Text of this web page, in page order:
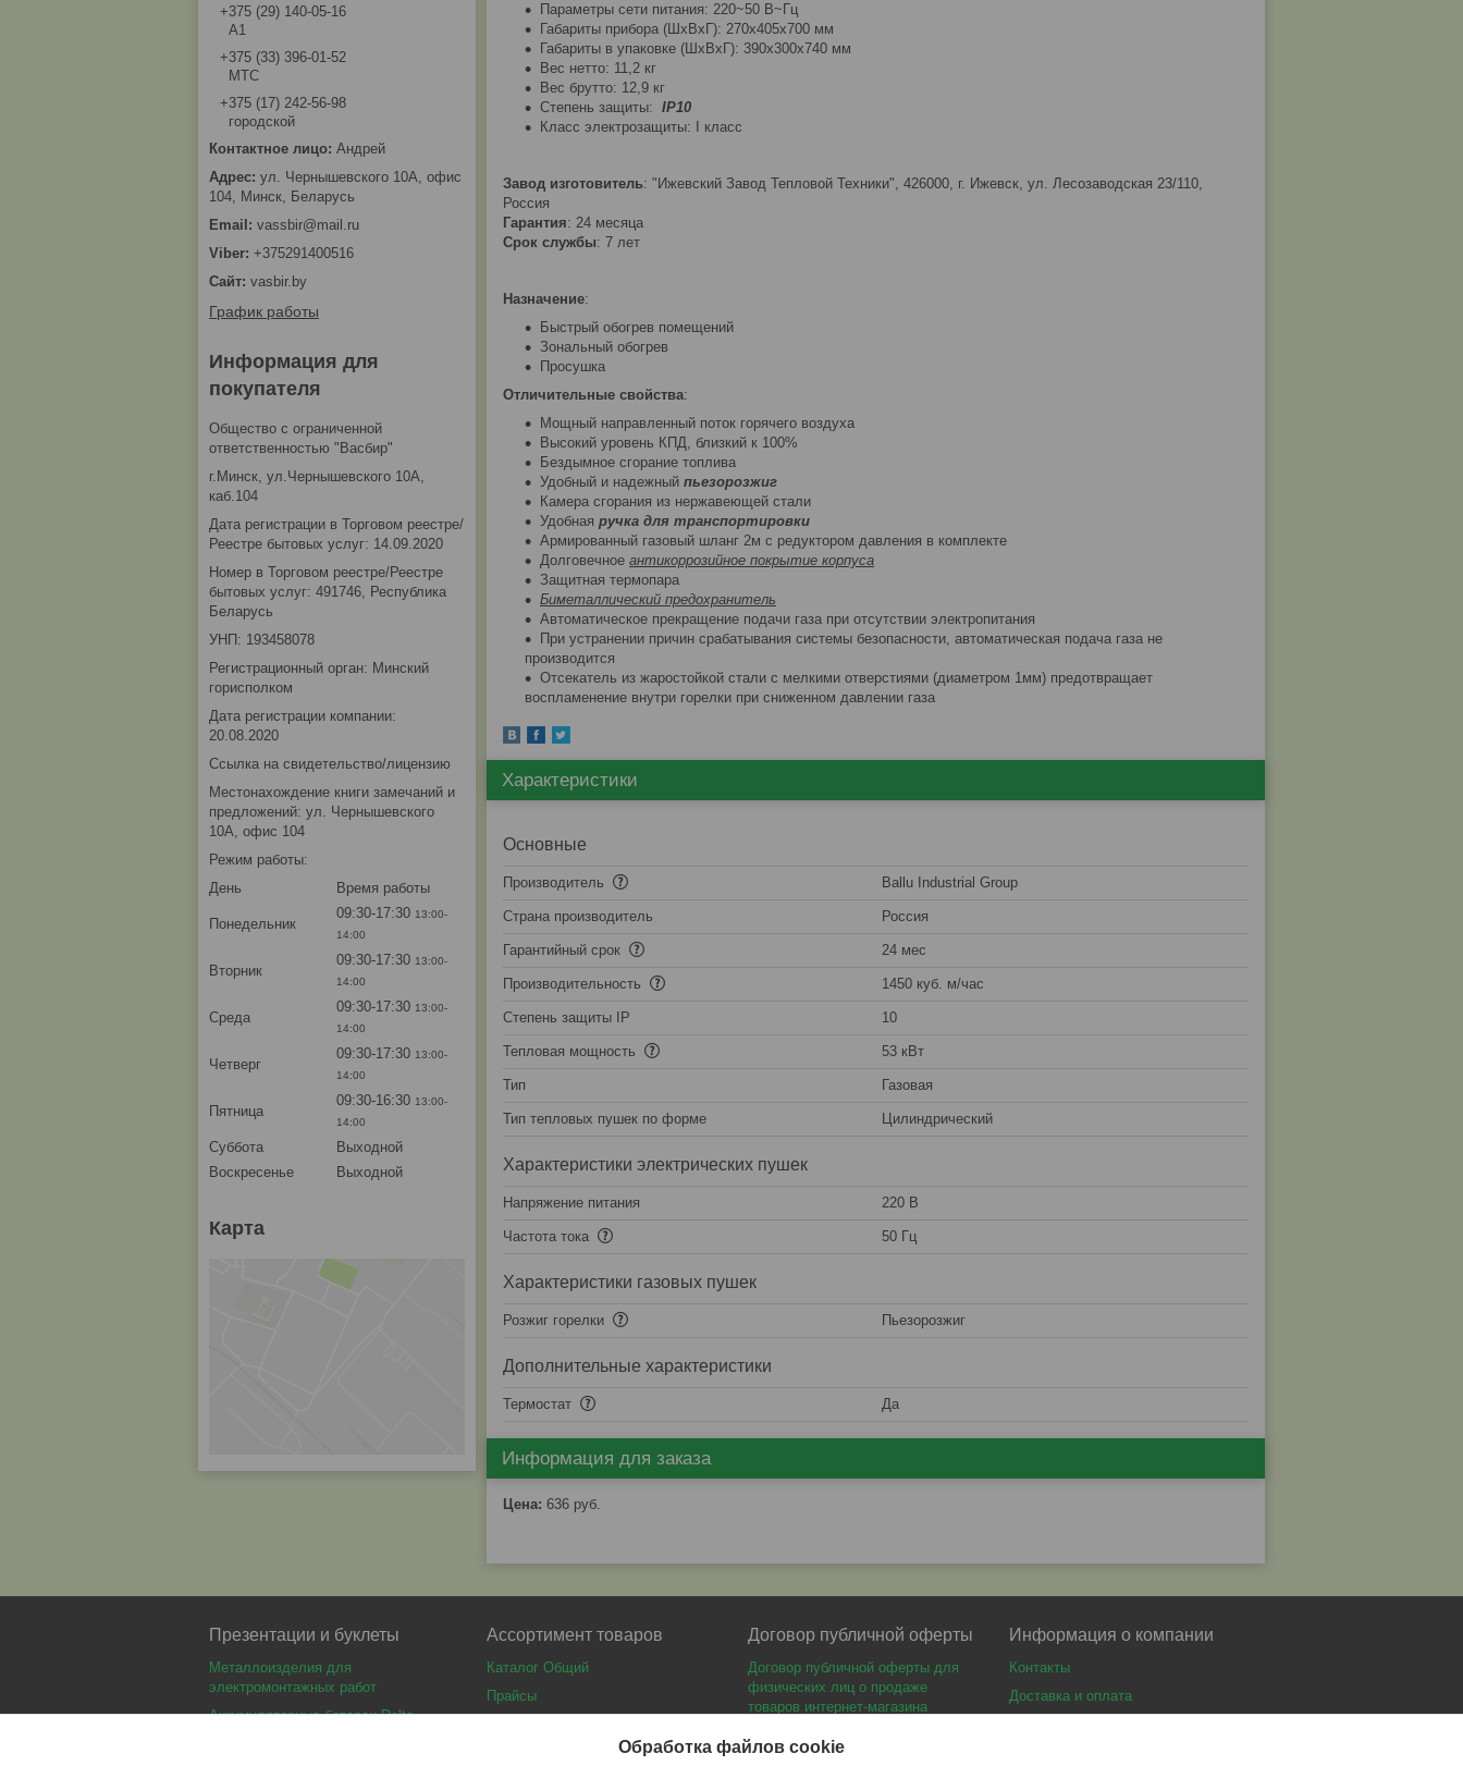
Параметры сети питания: 220~50 B~Гц
Габариты прибора (ШхВхГ): 270x405x700 мм
Габариты в упаковке (ШхВхГ): 390х300x740 мм
Вес нетто: 11,2 кг
Вес брутто: 12,9 кг
Степень защиты: IP10
Класс электрозащиты: I класс
Завод изготовитель: "Ижевский Завод Тепловой Техники", 426000, г. Ижевск, ул. Лесозаводская 23/110,
Россия
Гарантия: 24 месяца
Срок службы: 7 лет
Назначение:
Быстрый обогрев помещений
Зональный обогрев
Просушка
Отличительные свойства:
Мощный направленный поток горячего воздуха
Высокий уровень КПД, близкий к 100%
Бездымное сгорание топлива
Удобный и надежный пьезорозжиг
Камера сгорания из нержавеющей стали
Удобная ручка для транспортировки
Армированный газовый шланг 2м с редуктором давления в комплекте
Долговечное антикоррозийное покрытие корпуса
Защитная термопара
Биметаллический предохранитель
Автоматическое прекращение подачи газа при отсутствии электропитания
При устранении причин срабатывания системы безопасности, автоматическая подача газа не
производится
Отсекатель из жаростойкой стали с мелкими отверстиями (диаметром 1мм) предотвращает
воспламенение внутри горелки при сниженном давлении газа
Характеристики
Основные
Производитель Ballu Industrial Group
Страна производитель Россия
Гарантийный срок 24 мес
Производительность 1450 куб. м/час
Степень защиты IP 10
Тепловая мощность 53 кВт
Тип Газовая
Тип тепловых пушек по форме Цилиндрический
Характеристики электрических пушек
Напряжение питания 220 В
Частота тока 50 Гц
Характеристики газовых пушек
Розжиг горелки Пьезорозжиг
Дополнительные характеристики
Термостат Да
Информация для заказа
Цена: 636 руб.
+375 (29) 140-05-16
A1
+375 (33) 396-01-52
МТС
+375 (17) 242-56-98
городской
Андрей
ул. Чернышевского 10А, офис
104, Минск, Беларусь
vassbir@mail.ru
+375291400516
vasbir.by
График работы
Информация для
покупателя
Общество с ограниченной
ответственностью "Васбир"
г.Минск, ул.Чернышевского 10А,
каб.104
Дата регистрации в Торговом реестре/
Реестре бытовых услуг: 14.09.2020
Номер в Торговом реестре/Реестре
бытовых услуг: 491746, Республика
Беларусь
УНП: 193458078
Регистрационный орган: Минский
горисполком
Дата регистрации компании:
20.08.2020
Ссылка на свидетельство/лицензию
Местонахождение книги замечаний и
предложений: ул. Чернышевского
10А, офис 104
Режим работы:
День
Время работы
Понедельник
09:30-17:30 13:00-
14:00
Вторник
09:30-17:30 13:00-
14:00
Среда
09:30-17:30 13:00-
14:00
Четверг
09:30-17:30 13:00-
14:00
Пятница
09:30-16:30 13:00-
14:00
Суббота
Выходной
Воскресенье
Выходной
Карта
Презентации и буклеты
Металлоизделия для
электромонтажных работ
Аккумуляторные батареи Delta
Ассортимент товаров
Каталог Общий
Прайсы
Договор публичной оферты
Договор публичной оферты для
физических лиц о продаже
товаров интернет-магазина
Информация о компании
Контакты
Доставка и оплата
Обработка файлов cookie